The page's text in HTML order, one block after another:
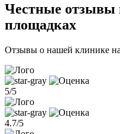
Честные отзывы
площадках
Отзывы о нашей клинике
5/5
4.7/5